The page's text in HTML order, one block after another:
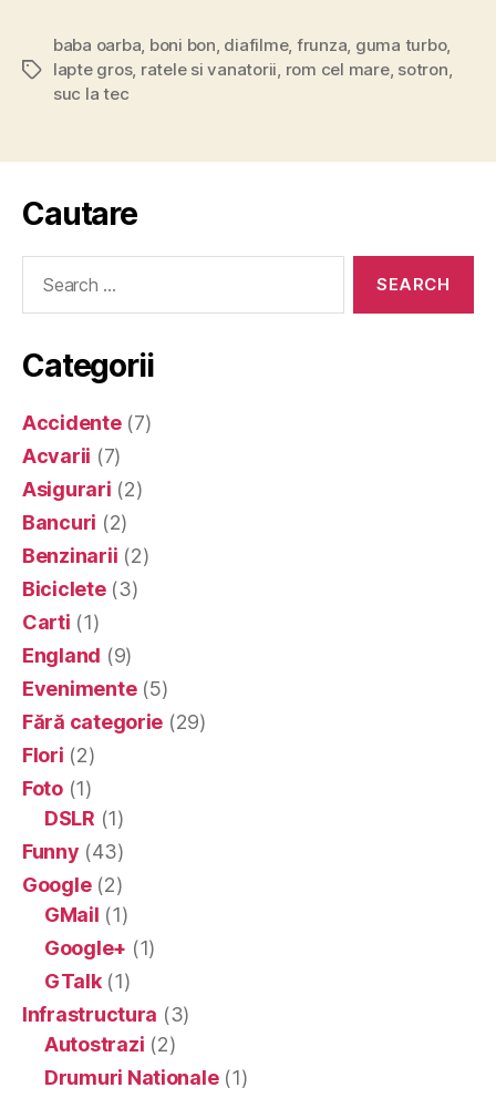
Tags
baba oarba, boni bon, diafilme, frunza, guma turbo,
lapte gros, ratele si vanatorii, rom cel mare, sotron,
suc la tec
Cautare
Categorii
Accidente(7)
Acvarii (7)
Asigurari (2)
Bancuri (2)
Benzinarii (2)
Biciclete(3)
Carti (1)
England (9)
Evenimente(5)
Fără categorie (29)
Flori (2)
Foto(1)
DSLR (1)
Funny (43)
Google(2)
GMail (1)
Google+ (1)
GTalk(1)
Infrastructura (3)
Autostrazi (2)
Drumuri Nationale(1)